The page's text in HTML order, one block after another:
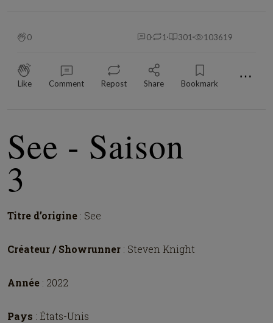
0 0 1 301 103619
Like Comment Repost Share Bookmark ⋯
See - Saison
3
Titre d’origine : See
Créateur / Showrunner : Steven Knight
Année : 2022
Pays : États-Unis